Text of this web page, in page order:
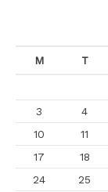
M T
3
4
10
11
17
18
24
25